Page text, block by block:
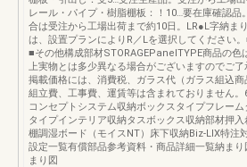
レール・パイプ・樹脂棚板：！10…要在庫確認品
合は受注から工場出荷まで約10日。LR●L字納ま
は、設置プランによりR／Lを選択してください
■その他構成部材STORAGEPanelTYPE商品の色
上実物とは多少異なる場合がございますのでご了
掲載価格には、消費税、ガラス代（ガラス組込商
組立費、工事費、運賃等は含まれておりません。
コンセプトシステム収納ボックスタイプフレー
タイプインテリア収納タスボックス収納部材押入
棚調湿ボード（モイスNT）床下収納Biz-LIX特注
設定一覧有償部品参考資料・商品詳細一覧納ま
まり図